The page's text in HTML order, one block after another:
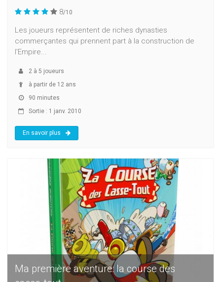
8/10
Les joueurs représentent de riches dynasties
commerçantes qui prennent part à la construction de
l'Empire...
2 à 5 joueurs
à partir de 12 ans
90 minutes
Sortie : 1 janv. 2010
En savoir plus
Ma première aventure: la course des